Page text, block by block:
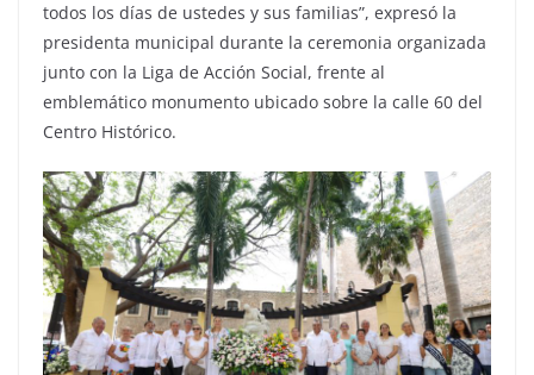
todos los días de ustedes y sus familias”, expresó la
presidenta municipal durante la ceremonia organizada
junto con la Liga de Acción Social, frente al
emblemático monumento ubicado sobre la calle 60 del
Centro Histórico.